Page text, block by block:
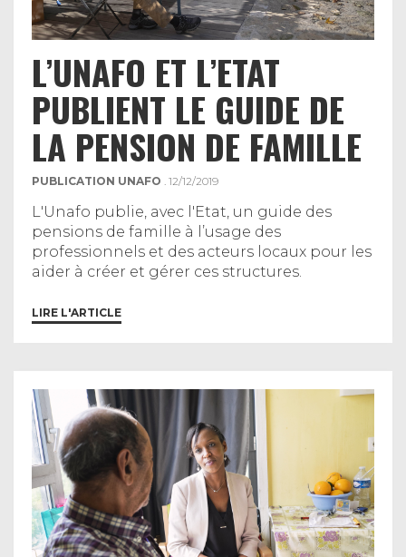
L’UNAFO ET L’ETAT
PUBLIENT LE GUIDE DE
LA PENSION DE FAMILLE
PUBLICATION UNAFO . 12/12/2019
L'Unafo publie, avec l'Etat, un guide des
pensions de famille à l’usage des
professionnels et des acteurs locaux pour les
aider à créer et gérer ces structures.
LIRE L'ARTICLE